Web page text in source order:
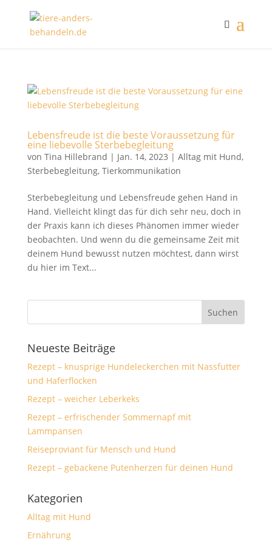
Lebensfreude ist die beste Voraussetzung für
eine liebevolle Sterbebegleitung
von Tina Hillebrand | Jan. 14, 2023 | Alltag mit Hund,
Sterbebegleitung, Tierkommunikation
Sterbebegleitung und Lebensfreude gehen Hand in
Hand. Vielleicht klingt das für dich sehr neu, doch in
der Praxis kann ich dieses Phänomen immer wieder
beobachten. Und wenn du die gemeinsame Zeit mit
deinem Hund bewusst nutzen möchtest, dann wirst
du hier im Text...
Neueste Beiträge
Rezept – knusprige Hundeleckerchen mit Nassfutter
und Haferflocken
Rezept – weicher Leberkeks
Rezept – erfrischender Sommernapf mit
Lammpansen
Reiseproviant für Mensch und Hund
Rezept – gebackene Putenherzen für deinen Hund
Kategorien
Alltag mit Hund
Ernährung